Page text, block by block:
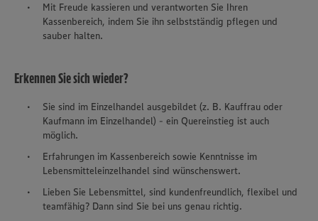
Mit Freude kassieren und verantworten Sie Ihren
Kassenbereich, indem Sie ihn selbstständig pflegen und
sauber halten.
Erkennen Sie sich wieder?
Sie sind im Einzelhandel ausgebildet (z. B. Kauffrau oder
Kaufmann im Einzelhandel) - ein Quereinstieg ist auch
möglich.
Erfahrungen im Kassenbereich sowie Kenntnisse im
Lebensmitteleinzelhandel sind wünschenswert.
Lieben Sie Lebensmittel, sind kundenfreundlich, flexibel und
teamfähig? Dann sind Sie bei uns genau richtig.